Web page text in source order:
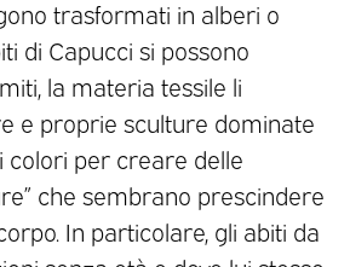
trasformati in alberi o
di Capucci si possono
la materia tessile li
e proprie sculture dominate
colori per creare delle
che sembrano prescindere
In particolare, gli abiti da